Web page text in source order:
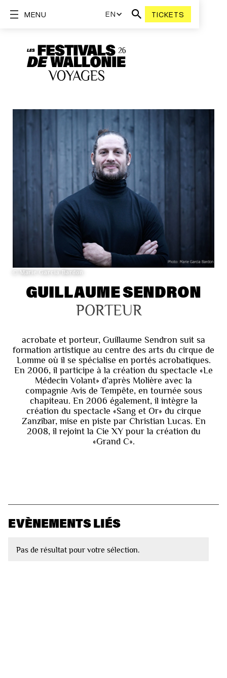
EN TICKETS
MENU
© Marie Garcia Bardon
GUILLAUME SENDRON
PORTEUR
acrobate et porteur, Guillaume Sendron suit sa
formation artistique au centre des arts du cirque de
Lomme où il se spécialise en portés acrobatiques.
En 2006, il participe à la création du spectacle «Le
Médecin Volant» d’après Molière avec la
compagnie Avis de Tempête, en tournée sous
chapiteau. En 2006 également, il intègre la
création du spectacle «Sang et Or» du cirque
Zanzibar, mise en piste par Christian Lucas. En
2008, il rejoint la Cie XY pour la création du
«Grand C».
EVÈNEMENTS LIÉS
Pas de résultat pour votre sélection.